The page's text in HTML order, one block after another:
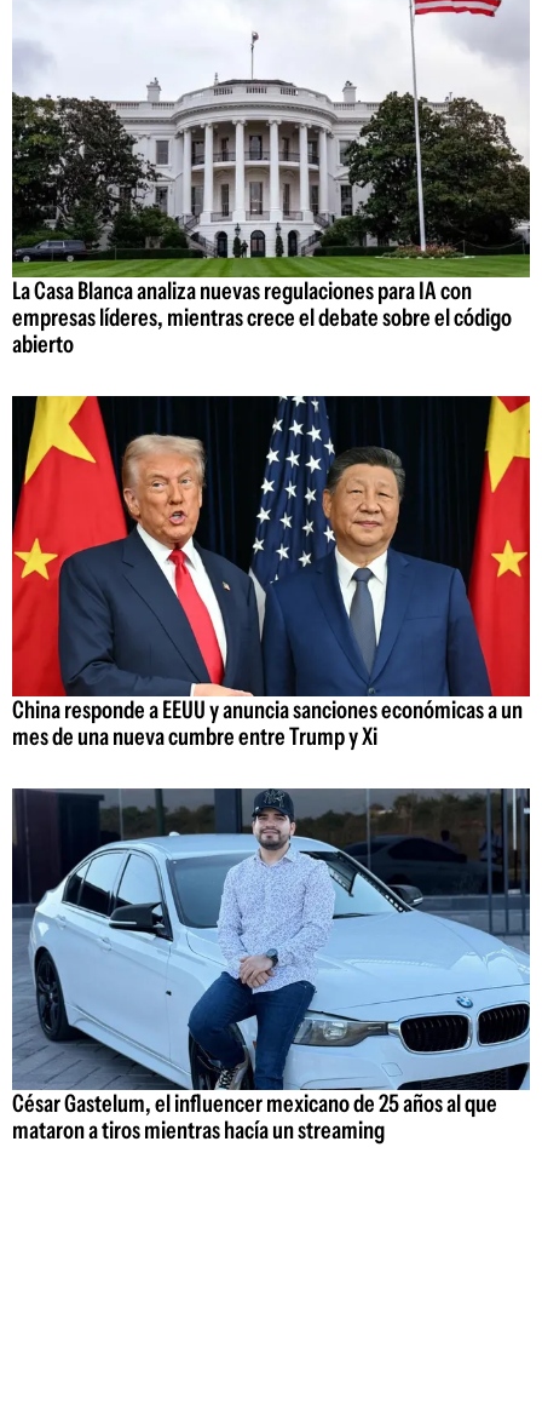
La Casa Blanca analiza nuevas regulaciones para IA con
empresas líderes, mientras crece el debate sobre el código
abierto
China responde a EEUU y anuncia sanciones económicas a un
mes de una nueva cumbre entre Trump y Xi
César Gastelum, el influencer mexicano de 25 años al que
mataron a tiros mientras hacía un streaming